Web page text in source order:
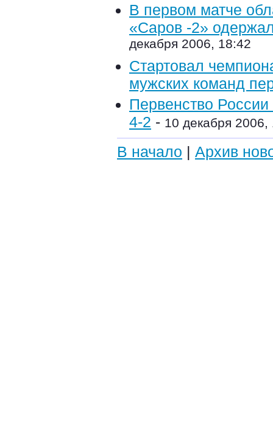
В первом матче
«Саров -2»
декабря 2006, 18:42
Стартовал
мужских команд
Первенство
4-2 - 10 декабря 2006,
В начало | Архив